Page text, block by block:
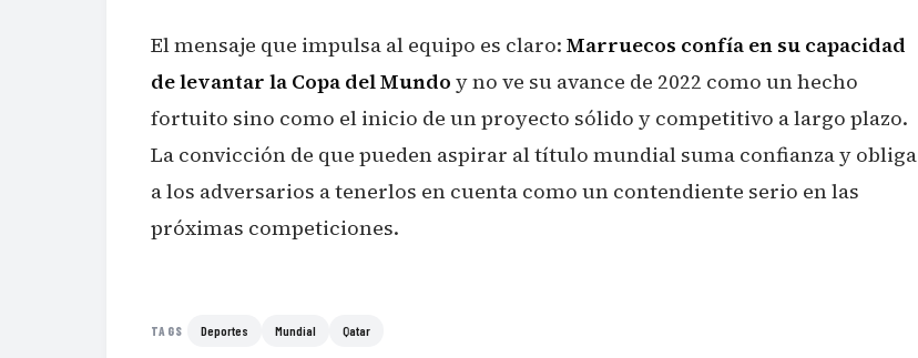
El mensaje que impulsa al equipo es claro: Marruecos confía en su capacidad
de levantar la Copa del Mundo y no ve su avance de 2022 como un hecho
fortuito sino como el inicio de un proyecto sólido y competitivo a largo plazo.
La convicción de que pueden aspirar al título mundial suma confianza y obliga
a los adversarios a tenerlos en cuenta como un contendiente serio en las
próximas competiciones.
TAGS Deportes Mundial Qatar